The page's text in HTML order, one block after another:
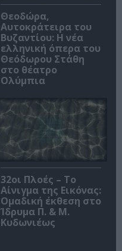
Θεοδώρα,
Αυτοκράτειρα του
Βυζαντίου: Η νέα
ελληνική όπερα του
Θεόδωρου Στάθη
στο θέατρο
Ολύμπια
32οι Πλοές – Το
Αίνιγμα της Εικόνας:
Ομαδική έκθεση στο
Ίδρυμα Π. & Μ.
Κυδωνιέως